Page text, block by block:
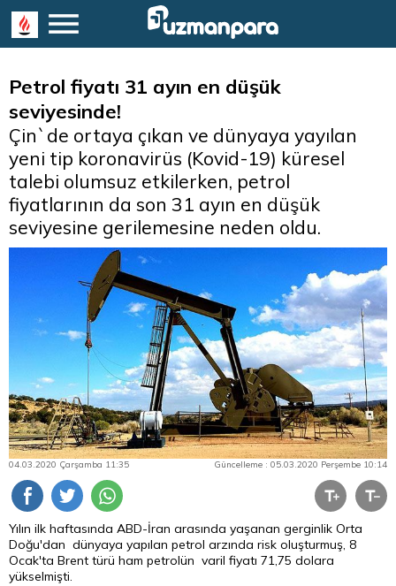
Petrol fiyatı 31 ayın en düşük
seviyesinde!
Çin`de ortaya çıkan ve dünyaya yayılan
yeni tip koronavirüs (Kovid-19) küresel
talebi olumsuz etkilerken, petrol
fiyatlarının da son 31 ayın en düşük
seviyesine gerilemesine neden oldu.
04.03.2020 Çarşamba 11:35 Güncelleme : 05.03.2020 Perşembe 10:14
Yılın ilk haftasında ABD-İran arasında yaşanan gerginlik Orta
Doğu'dan dünyaya yapılan petrol arzında risk oluşturmuş, 8
Ocak'ta Brent türü ham petrolün varil fiyatı 71,75 dolara
yükselmişti.